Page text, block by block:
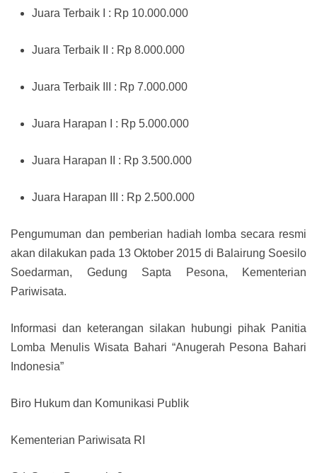
Juara Terbaik I : Rp 10.000.000
Juara Terbaik II : Rp 8.000.000
Juara Terbaik III : Rp 7.000.000
Juara Harapan I : Rp 5.000.000
Juara Harapan II : Rp 3.500.000
Juara Harapan III : Rp 2.500.000
Pengumuman dan pemberian hadiah lomba secara resmi
akan dilakukan pada 13 Oktober 2015 di Balairung Soesilo
Soedarman, Gedung Sapta Pesona, Kementerian
Pariwisata.
Informasi dan keterangan silakan hubungi pihak Panitia
Lomba Menulis Wisata Bahari “Anugerah Pesona Bahari
Indonesia”
Biro Hukum dan Komunikasi Publik
Kementerian Pariwisata RI